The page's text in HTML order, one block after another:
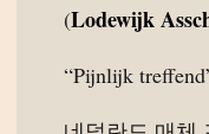
(Lodewijk
“Pijnlijk